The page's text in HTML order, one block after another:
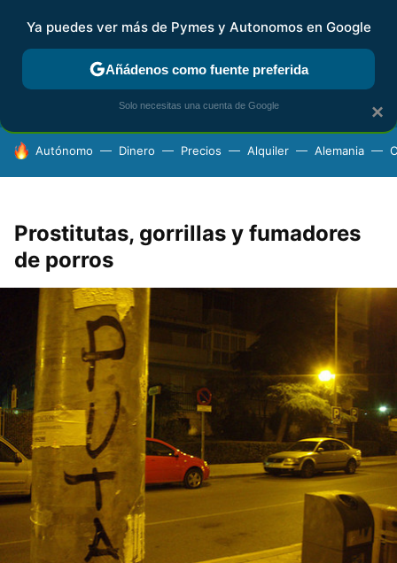
FISCALIDAD Y CONTABILIDAD KIT DIGITAL RENTA
HOY SE HABLA DE
Autónomo Dinero Precios Alquiler Alemania
Prostitutas, gorrillas y fumadores
de porros
×
Ya puedes ver más de Pymes y Autonomos en Google
Añádenos como fuente preferida
Solo necesitas una cuenta de Google